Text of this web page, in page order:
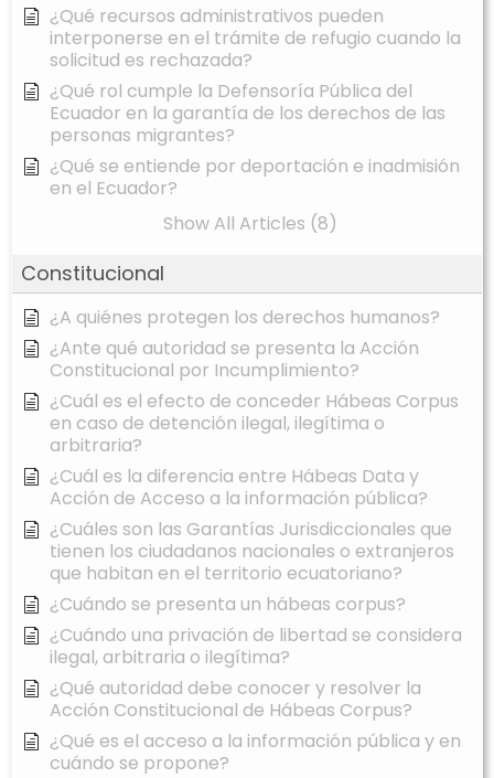
¿Qué recursos administrativos pueden
interponerse en el trámite de refugio cuando la
solicitud es rechazada?
¿Qué rol cumple la Defensoría Pública del
Ecuador en la garantía de los derechos de las
personas migrantes?
¿Qué se entiende por deportación e inadmisión
en el Ecuador?
Show All Articles (8)
Constitucional
¿A quiénes protegen los derechos humanos?
¿Ante qué autoridad se presenta la Acción
Constitucional por Incumplimiento?
¿Cuál es el efecto de conceder Hábeas Corpus
en caso de detención ilegal, ilegítima o
arbitraria?
¿Cuál es la diferencia entre Hábeas Data y
Acción de Acceso a la información pública?
¿Cuáles son las Garantías Jurisdiccionales que
tienen los ciudadanos nacionales o extranjeros
que habitan en el territorio ecuatoriano?
¿Cuándo se presenta un hábeas corpus?
¿Cuándo una privación de libertad se considera
ilegal, arbitraria o ilegítima?
¿Qué autoridad debe conocer y resolver la
Acción Constitucional de Hábeas Corpus?
¿Qué es el acceso a la información pública y en
cuándo se propone?